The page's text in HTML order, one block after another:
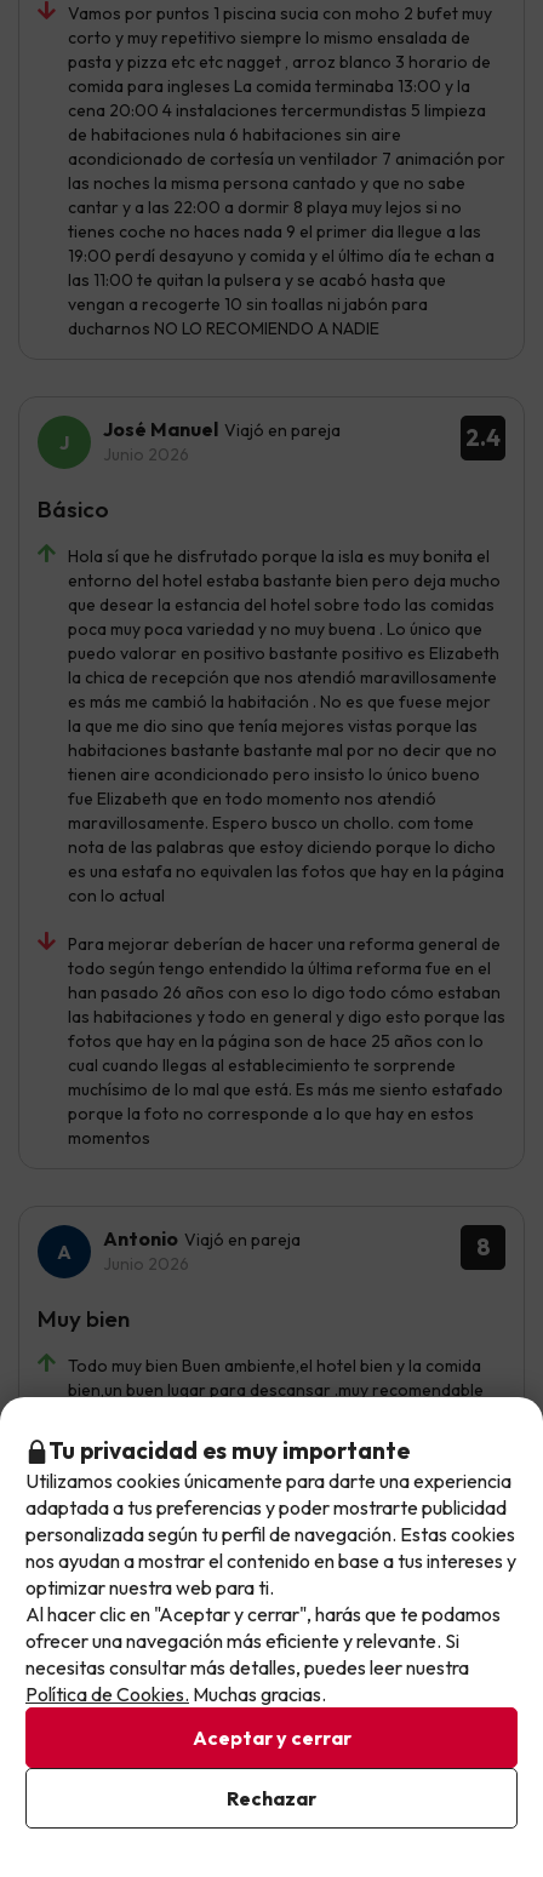
Vamos por puntos 1 piscina sucia con moho 2 bufet muy
corto y muy repetitivo siempre lo mismo ensalada de
pasta y pizza etc etc nagget , arroz blanco 3 horario de
comida para ingleses La comida terminaba 13:00 y la
cena 20:00 4 instalaciones tercermundistas 5 limpieza
de habitaciones nula 6 habitaciones sin aire
acondicionado de cortesía un ventilador 7 animación por
las noches la misma persona cantado y que no sabe
cantar y a las 22:00 a dormir 8 playa muy lejos si no
tienes coche no haces nada 9 el primer dia llegue a las
19:00 perdí desayuno y comida y el último día te echan a
las 11:00 te quitan la pulsera y se acabó hasta que
vengan a recogerte 10 sin toallas ni jabón para
ducharnos NO LO RECOMIENDO A NADIE
2.4
José Manuel Viajó en pareja
Junio 2026
Hola sí que he disfrutado porque la isla es muy bonita el
entorno del hotel estaba bastante bien pero deja mucho
que desear la estancia del hotel sobre todo las comidas
poca muy poca variedad y no muy buena . Lo único que
puedo valorar en positivo bastante positivo es Elizabeth
la chica de recepción que nos atendió maravillosamente
es más me cambió la habitación . No es que fuese mejor
la que me dio sino que tenía mejores vistas porque las
habitaciones bastante bastante mal por no decir que no
tienen aire acondicionado pero insisto lo único bueno
fue Elizabeth que en todo momento nos atendió
maravillosamente. Espero busco un chollo. com tome
nota de las palabras que estoy diciendo porque lo dicho
es una estafa no equivalen las fotos que hay en la página
con lo actual
Para mejorar deberían de hacer una reforma general de
todo según tengo entendido la última reforma fue en el
han pasado 26 años con eso lo digo todo cómo estaban
las habitaciones y todo en general y digo esto porque las
fotos que hay en la página son de hace 25 años con lo
cual cuando llegas al establecimiento te sorprende
muchísimo de lo mal que está. Es más me siento estafado
porque la foto no corresponde a lo que hay en estos
momentos
Básico
8
Antonio Viajó en pareja
Junio 2026
Todo muy bien Buen ambiente,el hotel bien y la comida
bien,un buen lugar para descansar .muy recomendable
Algo mas de limpieza,pero bien
Muy bien
4.7
Mercedes Viajó en pareja
Junio 2026
El lugar està genial ,l'ós bingslows ideales por la
independència . Les falta mejora ya que tienen años.pero
bien. Nosotros hemos estado 6 dias, y durante es tiempo
no han cambiado ni toallas ni sabanas.(Hay queda) La
animacion un 100 super empàtica con Todo el mundo .
niños,adultos, con todos. Luego a quien nosotros
tenemosy queremos felicitar por su atención, su saber
estar, su educación y su ajuda en Todó lo que hemos
Básico
No llegas tarde: llegas al siguiente.
Este chollo ya ha caducado, pero cada día lanzamos
nuevas oportunidades para viajar mejor y pagar
menos.
Apúntate y que el próximo no se te escape.
Pon tu mejor e-mail
Ya estoy suscrito
Al suscribirte, confirmas haber leído y estar de acuerdo con la
Tu privacidad es muy importante
Utilizamos cookies únicamente para darte una experiencia
adaptada a tus preferencias y poder mostrarte publicidad
personalizada según tu perfil de navegación. Estas cookies
nos ayudan a mostrar el contenido en base a tus intereses y
optimizar nuestra web para ti.
Al hacer clic en "Aceptar y cerrar", harás que te podamos
ofrecer una navegación más eficiente y relevante. Si
necesitas consultar más detalles, puedes leer nuestra
Política de Cookies. Muchas gracias.
Aceptar y cerrar
Rechazar